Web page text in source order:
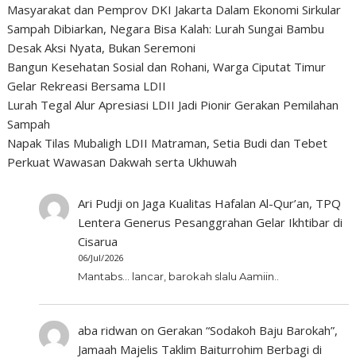
Masyarakat dan Pemprov DKI Jakarta Dalam Ekonomi Sirkular
Sampah Dibiarkan, Negara Bisa Kalah: Lurah Sungai Bambu
Desak Aksi Nyata, Bukan Seremoni
Bangun Kesehatan Sosial dan Rohani, Warga Ciputat Timur
Gelar Rekreasi Bersama LDII
Lurah Tegal Alur Apresiasi LDII Jadi Pionir Gerakan Pemilahan
Sampah
Napak Tilas Mubaligh LDII Matraman, Setia Budi dan Tebet
Perkuat Wawasan Dakwah serta Ukhuwah
Ari Pudji on Jaga Kualitas Hafalan Al-Qur’an, TPQ
Lentera Generus Pesanggrahan Gelar Ikhtibar di
Cisarua
06/Jul/2026
Mantabs... lancar, barokah slalu Aamiin..
aba ridwan onGerakan “Sodakoh Baju Barokah”,
Jamaah Majelis Taklim Baiturrohim Berbagi di